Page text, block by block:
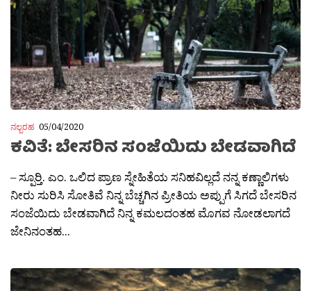
ನಲ್ಬರಹ 05/04/2020
ಕವಿತೆ: ಬೇಸರಿನ ಸಂಜೆಯಿದು ಬೇಡವಾಗಿದೆ
– ಸ್ಪೂರ‍್ತಿ. ಎಂ. ಒಲಿದ ಪ್ರಾಣ ಸ್ನೇಹಿತೆಯ ಸನಿಹವಿಲ್ಲದೆ ನನ್ನ ಕಣ್ಣಾಲಿಗಳು
ನೀರು ಸುರಿಸಿ ಸೋತಿವೆ ನಿನ್ನ ಬೆಚ್ಚಗಿನ ಪ್ರೀತಿಯ ಅಪ್ಪುಗೆ ಸಿಗದೆ ಬೇಸರಿನ
ಸಂಜೆಯಿದು ಬೇಡವಾಗಿದೆ ನಿನ್ನ ಕಮಲದಂತಹ ಮೊಗವ ನೋಡಲಾಗದೆ
ಜೇನಿನಂತಹ...